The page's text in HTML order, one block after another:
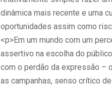
dinâmica mais recente e uma
oportunidades assim como
<p>Em um mundo com um
assertivo na escolha do
com o perdão da expressão –
as campanhas, senso crítico